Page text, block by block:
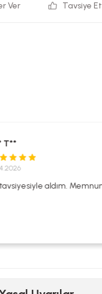
Ver Tavsiye Et
aldım. Memnunum.